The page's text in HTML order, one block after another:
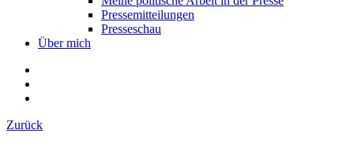
Pressemitteilungen
Presseschau
Über mich
Zurück